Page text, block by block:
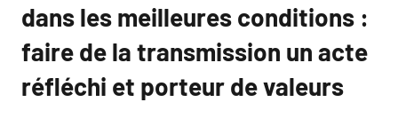
dans les meilleures conditions :
faire de la transmission un acte
réfléchi et porteur de valeurs